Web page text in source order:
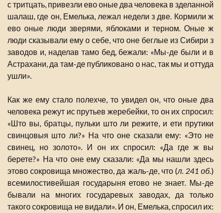
с тритцать, привезли ево оные два человека в зделанной
шалаш, где он, Емелька, лежал недели з две. Кормили ж
ево оные люди зверями, яблоками и терном. Оные ж
люди сказывали ему о себе, что оне беглые из Сибири з
заводов и, наделав тамо бед, бежали: «Мы-де были и в
Астрахани, да там-де публиковано о нас, так мы и оттуда
ушли».
Как же ему стало полехче, то увидел он, что оные два
человека режут ис прутьев жеребейки, то он их спросил:
«Што вы, братцы, пульки што ли режите, и ети прутики
свинцовыя што ли?» На что оне сказали ему: «Это не
свинец, но золото». И он их спросил: «Да где ж вы
берете?» На что оне ему сказали: «Да мы нашли здесь
этово сокровища множество, да жаль-де, что (л. 241 об.)
всемилостивейшая государыня етово не знает. Мы-де
бывали на многих государевых заводах, да только
такого сокровища не видали». И он, Емелька, спросил их: